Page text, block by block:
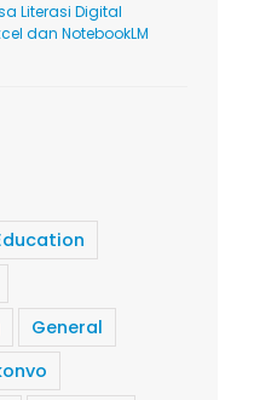
Literasi Digital
dan NotebookLM
General